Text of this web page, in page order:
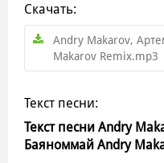
Скачать:
Andry Makarov,
Makarov Remix.mp3
Текст песни:
Текст песни Andry
Баяноммай Andry